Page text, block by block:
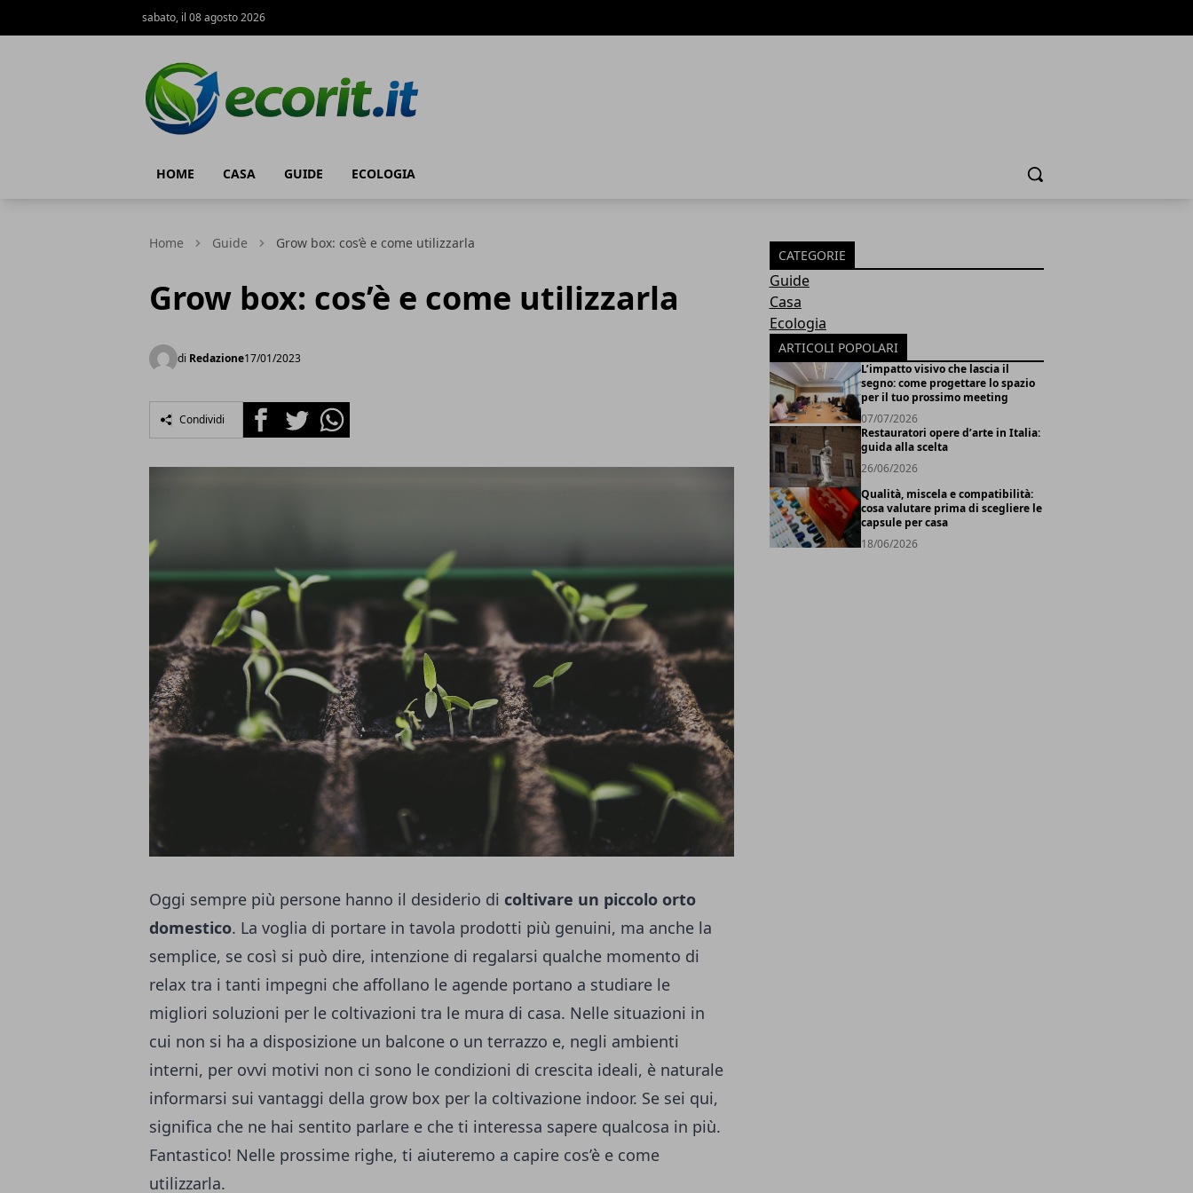
sabato, il 08 agosto 2026
HOME CASA GUIDE ECOLOGIA Cerca
Home Guide Grow box: cos’è e come utilizzarla
Grow box: cos’è e come utilizzarla
di Redazione17/01/2023
Condividi FacebookTwitterWhatsapp
Oggi sempre più persone hanno il desiderio di coltivare un piccolo orto
domestico. La voglia di portare in tavola prodotti più genuini, ma anche la
semplice, se così si può dire, intenzione di regalarsi qualche momento di
relax tra i tanti impegni che affollano le agende portano a studiare le
migliori soluzioni per le coltivazioni tra le mura di casa. Nelle situazioni in
cui non si ha a disposizione un balcone o un terrazzo e, negli ambienti
interni, per ovvi motivi non ci sono le condizioni di crescita ideali, è naturale
informarsi sui vantaggi della grow box per la coltivazione indoor. Se sei qui,
significa che ne hai sentito parlare e che ti interessa sapere qualcosa in più.
Fantastico! Nelle prossime righe, ti aiuteremo a capire cos’è e come
utilizzarla.
CATEGORIE
Guide
Casa
Ecologia
ARTICOLI POPOLARI
L’impatto visivo che lascia il
segno: come progettare lo spazio
per il tuo prossimo meeting
07/07/2026
Restauratori opere d’arte in Italia:
guida alla scelta
26/06/2026
Qualità, miscela e compatibilità:
cosa valutare prima di scegliere le
capsule per casa
18/06/2026